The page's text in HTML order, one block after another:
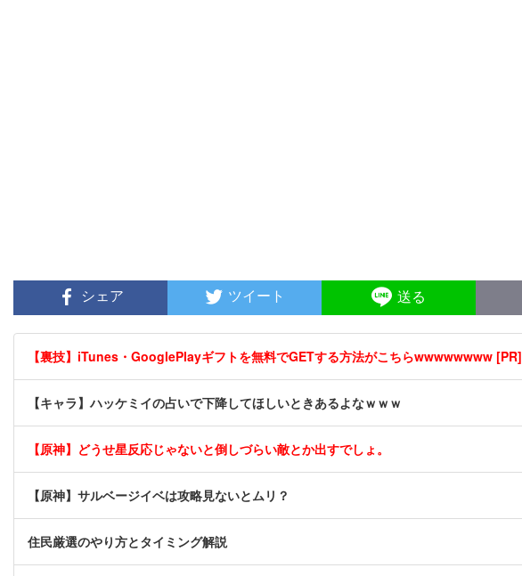
シェア ツイート 送る
【裏技】iTunes・GooglePlayギフトを無料でGETする方法がこちらwwwwwwww [PR]
【キャラ】ハッケミイの占いで下降してほしいときあるよなｗｗｗ
【原神】どうせ星反応じゃないと倒しづらい敵とか出すでしょ。
【原神】サルベージイベは攻略見ないとムリ？
住民厳選のやり方とタイミング解説